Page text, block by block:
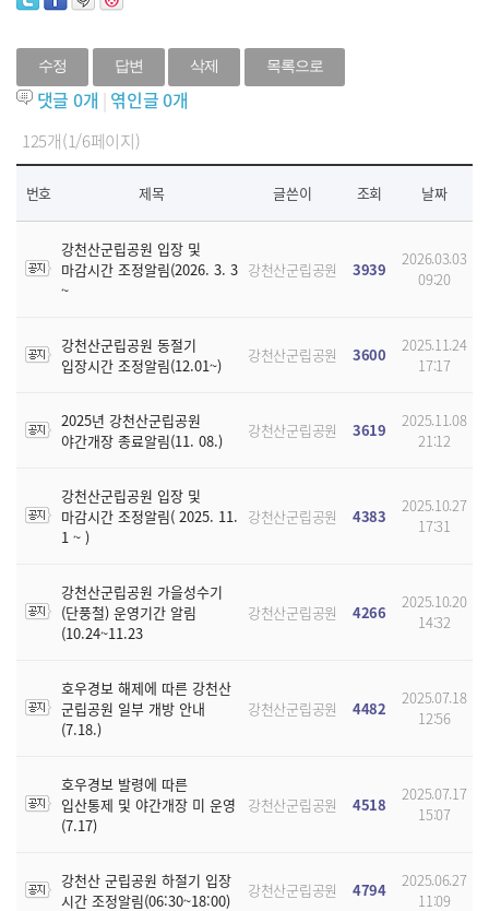
수정 답변 삭제 목록으로
댓글 0개 엮인글0개
125개(1/6페이지)
번호 제목 글쓴이 조회 날짜
강천산군립공원 입장 및
마감시간 조정알림(2026. 3. 3
~
강천산군립공원 3939
2026.03.03
09:20
강천산군립공원 동절기
입장시간 조정알림(12.01~)
강천산군립공원 3600
2025.11.24
17:17
2025년 강천산군립공원
야간개장 종료알림(11. 08.)
강천산군립공원 3619
2025.11.08
21:12
강천산군립공원 입장 및
마감시간 조정알림( 2025. 11.
1 ~ )
강천산군립공원 4383
2025.10.27
17:31
강천산군립공원 가을성수기
(단풍철) 운영기간 알림
(10.24~11.23
강천산군립공원 4266
2025.10.20
14:32
호우경보 해제에 따른 강천산
군립공원 일부 개방 안내
(7.18.)
강천산군립공원 4482
2025.07.18
12:56
호우경보 발령에 따른
입산통제 및 야간개장 미 운영
(7.17)
강천산군립공원 4518
2025.07.17
15:07
강천산 군립공원 하절기 입장
시간 조정알림(06:30~18:00)
강천산군립공원 4794
2025.06.27
11:09